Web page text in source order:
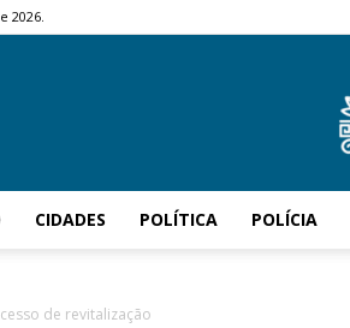
2026.
CIDADES POLÍTICA POLÍCIA
de revitalização